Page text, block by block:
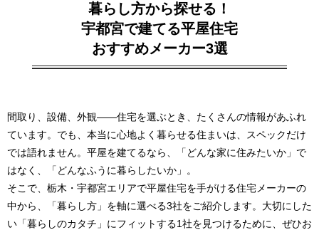
暮らし方から探せる！
宇都宮で建てる平屋住宅
おすすめメーカー3選
間取り、設備、外観――住宅を選ぶとき、たくさんの情報があふれ
ています。でも、本当に心地よく暮らせる住まいは、スペックだけ
では語れません。平屋を建てるなら、「どんな家に住みたいか」で
はなく、「どんなふうに暮らしたいか」。
そこで、栃木・宇都宮エリアで平屋住宅を手がける住宅メーカーの
中から、「暮らし方」を軸に選べる3社をご紹介します。大切にした
い「暮らしのカタチ」にフィットする1社を見つけるために、ぜひお